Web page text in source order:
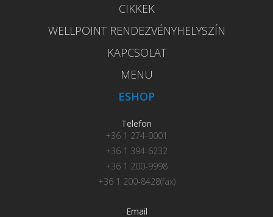
CIKKEK
WELLPOINT RENDEZVÉNYHELYSZÍN
KAPCSOLAT
MENU
ESHOP
Telefon
+36 1 274-0001
+36 1 394-6232
+36 1 200-9998
+36 1 200-8428(fax)
Email